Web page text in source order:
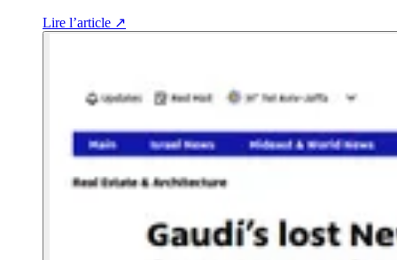
Lire l’article ↗